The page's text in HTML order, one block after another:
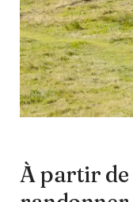
À partir